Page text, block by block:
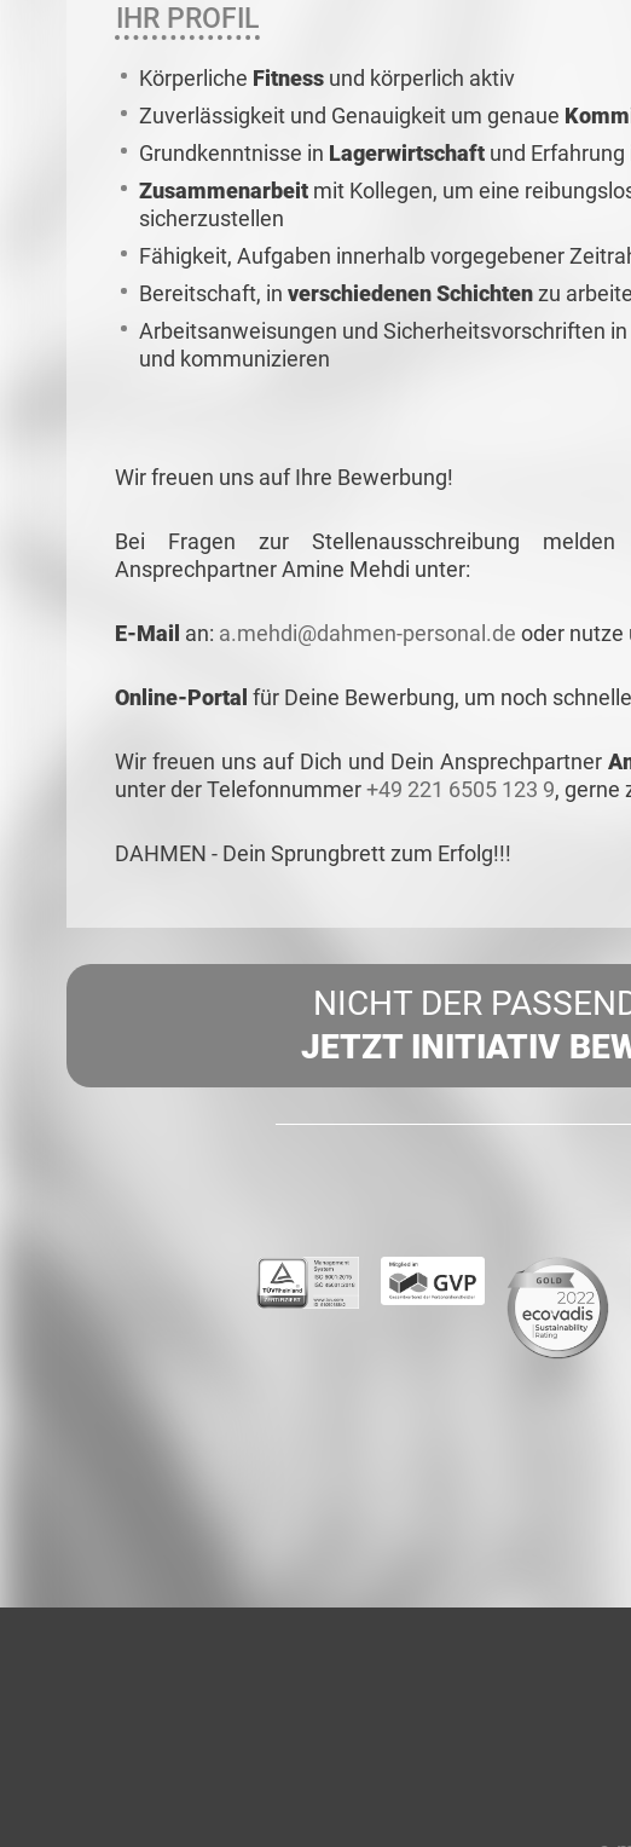
IHR PROFIL
Körperliche Fitness und körperlich aktiv
Zuverlässigkeit und Genauigkeit um genaue
Grundkenntnisse in Lagerwirtschaft und
Zusammenarbeit mit Kollegen, um eine
sicherzustellen
Fähigkeit, Aufgaben innerhalb vorgegebener
Bereitschaft, in verschiedenen Schichtenzu
Arbeitsanweisungen und Sicherheitsvorschriften in
und kommunizieren
Wir freuen uns auf Ihre Bewerbung!
Bei Fragen zur Stellenausschreibung
Ansprechpartner Amine Mehdi unter:
E-Mail an: a.mehdi@dahmen-personal.de oder nutze
Online-Portal für Deine Bewerbung, um noch
Wir freuen uns auf Dich und Dein Ansprechpartner
unter der Telefonnummer+49 221 6505 123 9, gerne
DAHMEN - Dein Sprungbrett zum Erfolg!!!
NICHT DER
JETZT INITIATIV